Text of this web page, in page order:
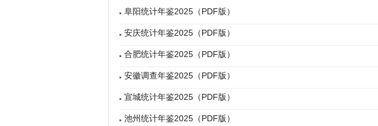
阜阳统计年鉴2025（PDF版）
安庆统计年鉴2025（PDF版）
合肥统计年鉴2025（PDF版）
安徽调查年鉴2025（PDF版）
宣城统计年鉴2025（PDF版）
池州统计年鉴2025（PDF版）